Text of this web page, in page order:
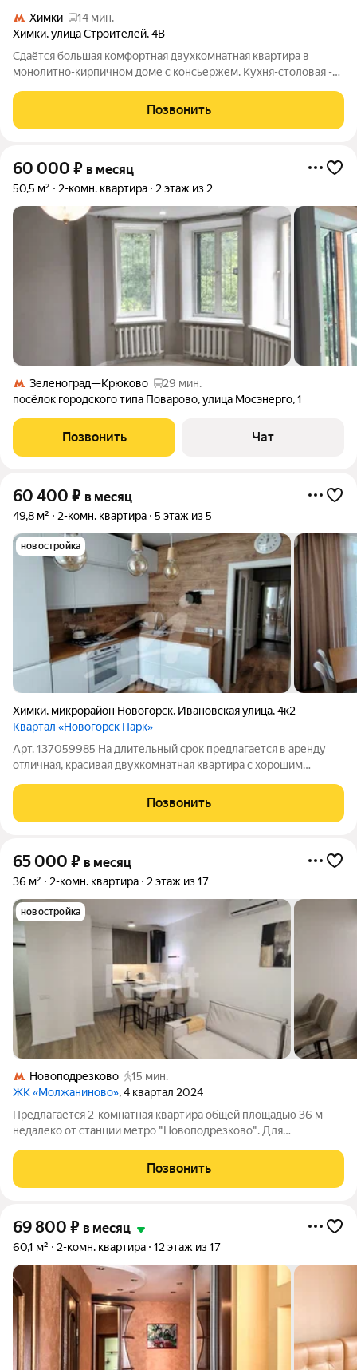
Химки
14 мин.
Химки,улица Строителей,4В
Сдаётся большая комфортная двухкомнатная квартира в
монолитно-кирпичном доме с консьержем. Кухня-столовая -
один с большой ванной, второй с душевой кабиной и
постирочной. Просторный коридор
Позвонить
60 000 ₽ в месяц
50,5 м² 2-комн. квартира 2 этаж из 2
Зеленоград—Крюково
29 мин.
посёлок городского типа Поварово,улица Мосэнерго,1
Позвонить Чат
60 400 ₽ в месяц
49,8 м² 2-комн. квартира 5 этаж из 5
новостройка
Химки, микрорайон Новогорск, Ивановская улица,4к2
Квартал «Новогорск Парк»
Арт. 137059985 На длительный срок предлагается в аренду
отличная, красивая двухкомнатная квартира с хорошим
выполнен в современном стиле, в светлых тонах. Ремонт
делали для себя, с душой, с
Позвонить
65 000 ₽ в месяц
36 м² 2-комн. квартира 2 этаж из 17
новостройка
Новоподрезково
15 мин.
ЖК «Молжаниново», 4 квартал 2024
Предлагается 2-комнатная квартира общей площадью 36 м
недалеко от станции метро "Новоподрезково". Для
мебель, а также кондиционер. Кухонный гарнитур оснащен
духовой печью. Подключена стиральная
Позвонить
69 800 ₽ в месяц
60,1 м² 2-комн. квартира 12 этаж из 17